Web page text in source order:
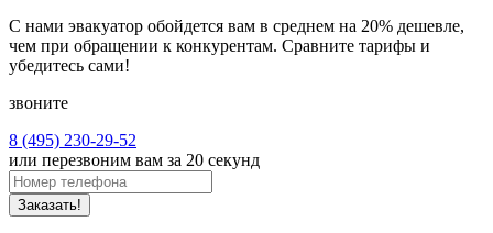
С нами эвакуатор обойдется вам в среднем на 20% дешевле,
чем при обращении к конкурентам. Сравните тарифы и
убедитесь сами!
звоните
8 (495) 230-29-52
или перезвоним вам за 20 секунд
Заказать!